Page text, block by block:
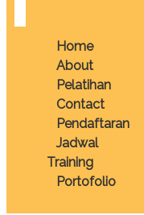
Home
About
Pelatihan
Contact
Pendaftaran
Jadwal
Training
Portofolio